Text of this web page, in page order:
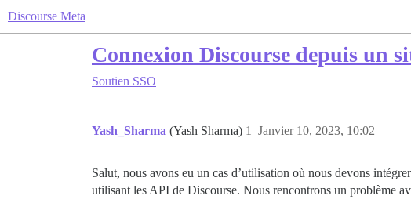
Discourse Meta
Connexion Discourse depuis un
Soutien SSO
Yash_Sharma (Yash Sharma) Janvier 10, 2023, 10:02
1
Salut, nous avons eu un cas d’utilisation où nous devons
utilisant les API de Discourse. Nous rencontrons un problème